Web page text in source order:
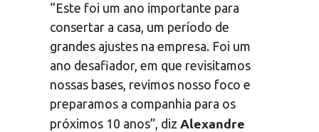
“Este foi um ano importante para
consertar a casa, um período de
grandes ajustes na empresa. Foi um
ano desafiador, em que revisitamos
nossas bases, revimos nosso foco e
preparamos a companhia para os
próximos 10 anos”, diz Alexandre